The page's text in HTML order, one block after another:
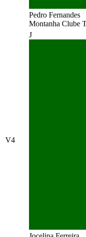
Pedro Fernandes
Montanha Clube
V4
J